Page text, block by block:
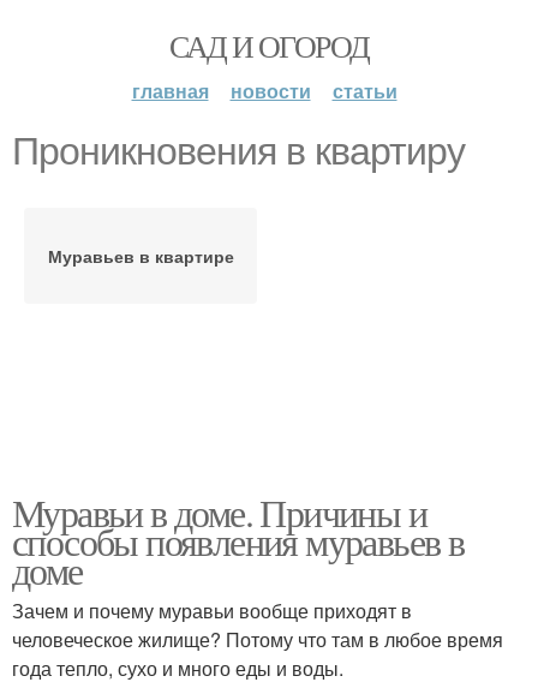
САД И ОГОРОД
главная новости статьи
Проникновения в квартиру
Муравьев в квартире
Муравьи в доме. Причины и
способы появления муравьев в
доме
Зачем и почему муравьи вообще приходят в
человеческое жилище? Потому что там в любое время
года тепло, сухо и много еды и воды.